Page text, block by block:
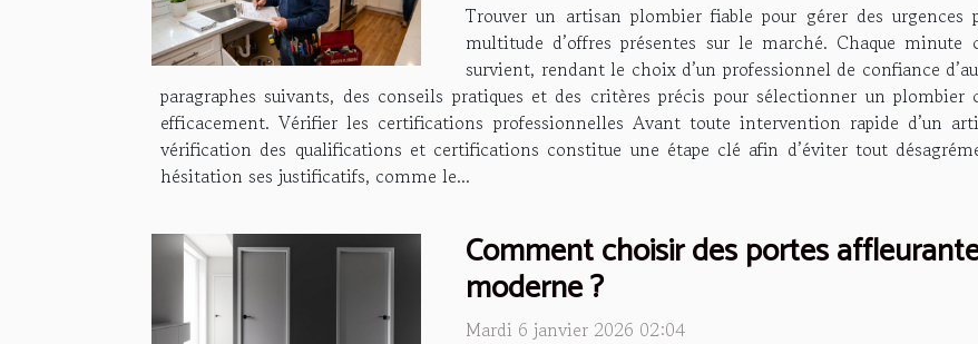
Trouver un artisan plombier fiable pour gérer des
multitude d’offres présentes sur le marché. Chaque
survient, rendant le choix d’un professionnel de confiance
paragraphes suivants, des conseils pratiques et des critères précis pour sélectionner un
efficacement. Vérifier les certifications professionnelles Avant toute intervention rapide d’un
vérification des qualifications et certifications constitue une étape clé afin d’éviter tout
hésitation ses justificatifs, comme le...
Comment choisir des portes
moderne ?
Mardi 6 janvier 2026 02:04